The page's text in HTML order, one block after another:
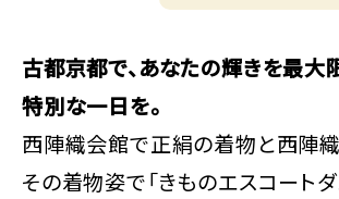
古都京都で、あなたの輝きを最大
特別な一日を。
西陣織会館で正絹の着物と西陣織
その着物姿で「きものエスコート